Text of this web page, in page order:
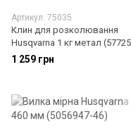
Артикул: 75035
Клин для розколювання
Husqvarna 1 кг метал
01)
1 259 грн